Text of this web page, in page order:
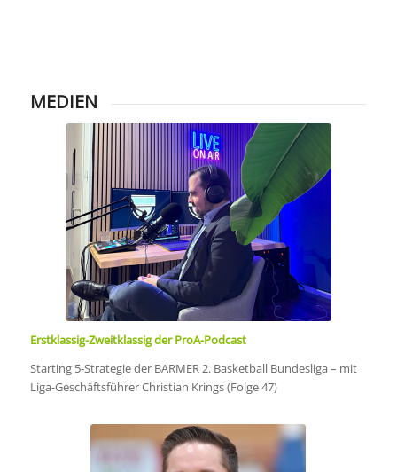
MEDIEN
Erstklassig-Zweitklassig der ProA-Podcast
Starting 5-Strategie der BARMER 2. Basketball Bundesliga – mit
Liga-Geschäftsführer Christian Krings (Folge 47)